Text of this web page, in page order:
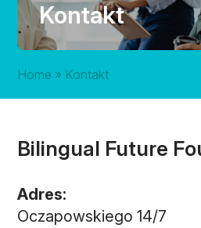
Kontakt
Home » Kontakt
Bilingual Future
Adres:
Oczapowskiego 14/7